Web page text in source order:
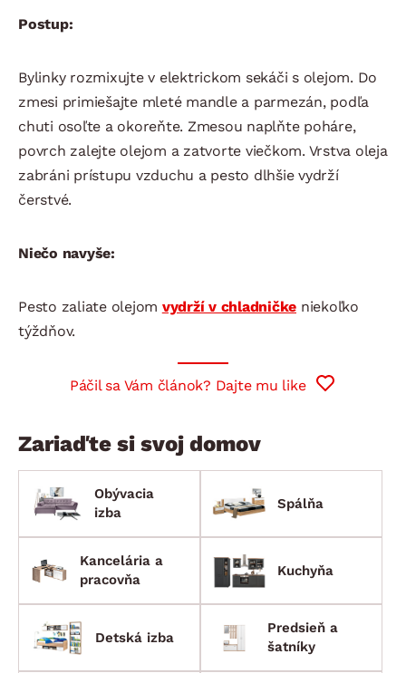
Postup:
Bylinky rozmixujte v elektrickom sekáči s olejom. Do
zmesi primiešajte mleté mandle a parmezán, podľa
chuti osoľte a okoreňte. Zmesou naplňte poháre,
povrch zalejte olejom a zatvorte viečkom. Vrstva oleja
zabráni prístupu vzduchu a pesto dlhšie vydrží
čerstvé.
Niečo navyše:
Pesto zaliate olejom vydrží v chladničke niekoľko
týždňov.
Páčil sa Vám článok? Dajte mu like
Zariaďte si svoj domov
Obývacia
izba
Spálňa
Kancelária a
pracovňa
Kuchyňa
Detská izba
Predsieň a
šatníky